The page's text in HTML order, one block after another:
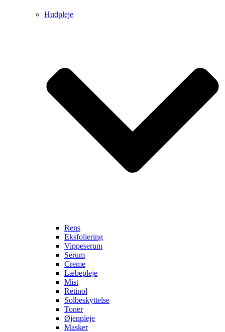
Hudpleje
Rens
Eksfoliering
Vippeserum
Serum
Creme
Læbepleje
Mist
Retinol
Solbeskyttelse
Toner
Øjenpleje
Masker